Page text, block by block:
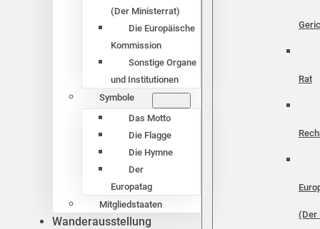
(Der Ministerrat)
Die Europäische
Kommission
Sonstige Organe
und Institutionen
Symbole
Das Motto
Die Flagge
Die Hymne
Der
Europatag
Mitgliedstaaten
Wanderausstellung
Rat
(Der